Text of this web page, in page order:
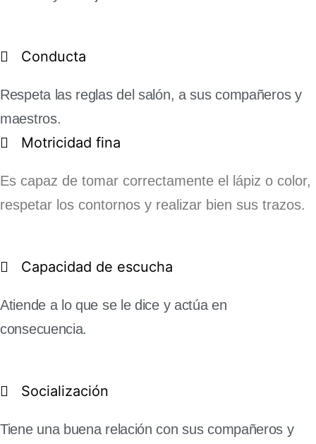
Conducta
Respeta las reglas del salón, a sus compañeros y
maestros.
Motricidad fina
Es capaz de tomar correctamente el lápiz o color,
respetar los contornos y realizar bien sus trazos.
Capacidad de escucha
Atiende a lo que se le dice y actúa en
consecuencia.
Socialización
Tiene una buena relación con sus compañeros y